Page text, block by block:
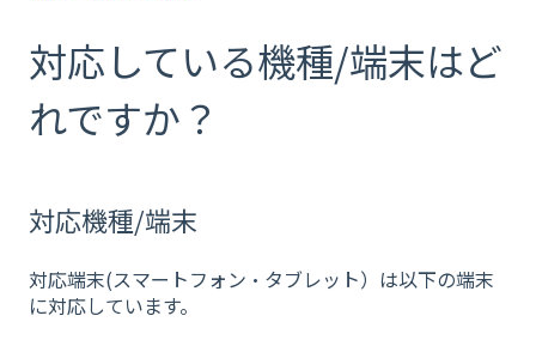
対応している機種/端末はど
れですか？
対応機種/端末
対応端末(スマートフォン・タブレット）は以下の端末
に対応しています。